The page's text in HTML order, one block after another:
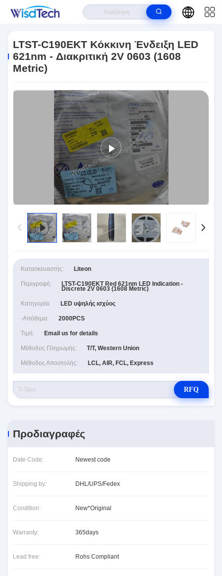
Ένδειξη LED 621nm - Διακριτική 2V 0603 (1608 Metric)
LTST-C190EKT Κόκκινη Ένδειξη LED
621nm - Διακριτική 2V 0603 (1608
Metric)
Κατασκευαστής: Liteon
Περιγραφή: LTST-C190EKT Red 621nm LED Indication -
Discrete 2V 0603 (1608 Metric)
Κατηγορία: LED υψηλής ισχύος
-απόθεμα: 2000PCS
Τιμή: Email us for details
Μέθοδος Πληρωμής: T/T, Western Union
Μέθοδος Αποστολής: LCL, AIR, FCL, Express
RFQ
Προδιαγραφές
Date Code: Newest code
Shipping by: DHL/UPS/Fedex
Condition: New*Original
Warranty: 365days
Lead free: Rohs Compliant